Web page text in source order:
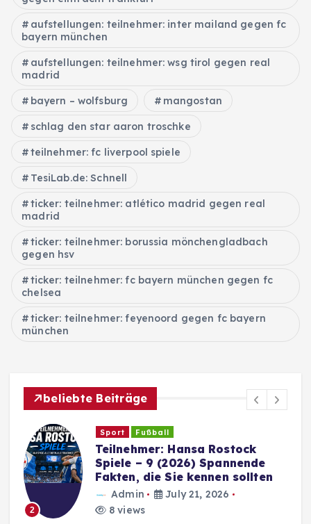
aufstellungen: teilnehmer: inter mailand gegen fc
bayern münchen
aufstellungen: teilnehmer: wsg tirol gegen real
madrid
bayern – wolfsburg mangostan
schlag den star aaron troschke
teilnehmer: fc liverpool spiele
TesiLab.de: Schnell
ticker: teilnehmer: atlético madrid gegen real
madrid
ticker: teilnehmer: borussia mönchengladbach
gegen hsv
ticker: teilnehmer: fc bayern münchen gegen fc
chelsea
ticker: teilnehmer: feyenoord gegen fc bayern
münchen
beliebte Beiträge
2
Sport Fußball
Teilnehmer: Hansa Rostock
Spiele – 9 (2026) Spannende
Fakten, die Sie kennen sollten
Admin
July 21, 2026
8 views